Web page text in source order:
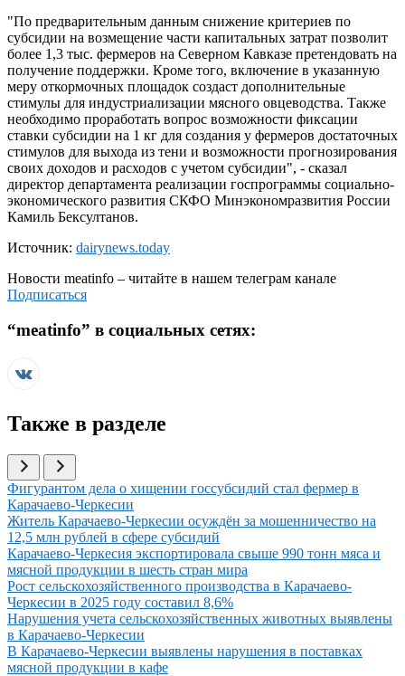
"По предварительным данным снижение критериев по
субсидии на возмещение части капитальных затрат позволит
более 1,3 тыс. фермеров на Северном Кавказе претендовать на
получение поддержки. Кроме того, включение в указанную
меру откормочных площадок создаст дополнительные
стимулы для индустриализации мясного овцеводства. Также
необходимо проработать вопрос возможности фиксации
ставки субсидии на 1 кг для создания у фермеров достаточных
стимулов для выхода из тени и возможности прогнозирования
своих доходов и расходов с учетом субсидии", - сказал
директор департамента реализации госпрограммы социально-
экономического развития СКФО Минэкономразвития России
Камиль Бексултанов.
Источник: dairynews.today
Новости meatinfo – читайте в нашем телеграм канале
Подписаться
“meatinfo” в социальных сетях:
Также в разделе
Иллюстрация новости
Фигурантом дела о хищении госсубсидий стал фермер в
Карачаево-Черкесии
Иллюстрация новости
Житель Карачаево-Черкесии осуждён за мошенничество на
12,5 млн рублей в сфере субсидий
Иллюстрация новости
Карачаево-Черкесия экспортировала свыше 990 тонн мяса и
мясной продукции в шесть стран мира
Иллюстрация новости
Рост сельскохозяйственного производства в Карачаево-
Черкесии в 2025 году составил 8,6%
Иллюстрация новости
Нарушения учета сельскохозяйственных животных выявлены
в Карачаево-Черкесии
Иллюстрация новости
В Карачаево-Черкесии выявлены нарушения в поставках
мясной продукции в кафе